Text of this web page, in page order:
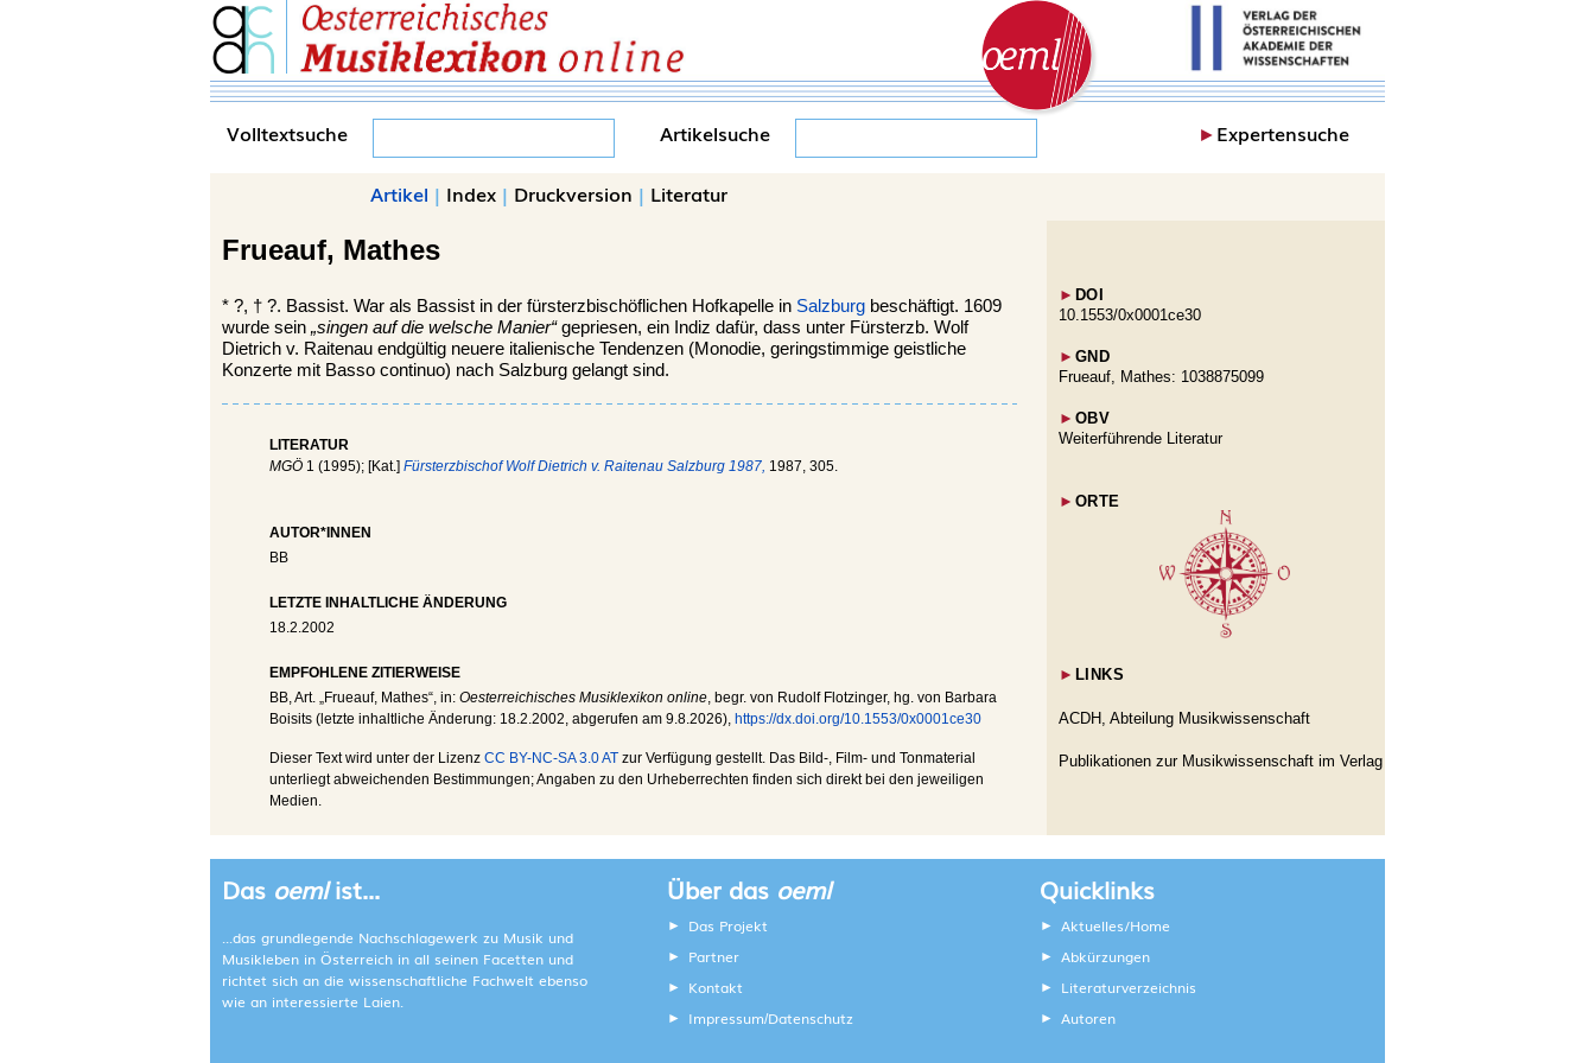
Volltextsuche Artikelsuche ►Expertensuche
Artikel | Index | Druckversion | Literatur
Frueauf, Mathes
* ?, † ?. Bassist. War als Bassist in der fürsterzbischöflichen Hofkapelle in Salzburg beschäftigt. 1609
wurde sein „singen auf die welsche Manier“gepriesen, ein Indiz dafür, dass unter Fürsterzb. Wolf
Dietrich v. Raitenau endgültig neuere italienische Tendenzen (Monodie, geringstimmige geistliche
Konzerte mit Basso continuo) nach Salzburg gelangt sind.
LITERATUR
MGÖ 1 (1995); [Kat.] Fürsterzbischof Wolf Dietrich v. Raitenau Salzburg 1987, 1987, 305.
AUTOR*INNEN
BB
LETZTE INHALTLICHE ÄNDERUNG
18.2.2002
EMPFOHLENE ZITIERWEISE
BB, Art. „Frueauf, Mathes“, in: Oesterreichisches Musiklexikon online, begr. von Rudolf Flotzinger, hg. von Barbara
Boisits (letzte inhaltliche Änderung: 18.2.2002, abgerufen am 9.8.2026), https://dx.doi.org/10.1553/0x0001ce30
Dieser Text wird unter der Lizenz CC BY-NC-SA 3.0 AT zur Verfügung gestellt. Das Bild-, Film- und Tonmaterial
unterliegt abweichenden Bestimmungen; Angaben zu den Urheberrechten finden sich direkt bei den jeweiligen
Medien.
► DOI
10.1553/0x0001ce30
► GND
Frueauf, Mathes: 1038875099
► OBV
Weiterführende Literatur
► ORTE
► LINKS
ACDH, Abteilung Musikwissenschaft
Publikationen zur Musikwissenschaft im Verlag
Das oemlist...
...das grundlegende Nachschlagewerk zu Musik und
Musikleben in Österreich in all seinen Facetten und
richtet sich an die wissenschaftliche Fachwelt ebenso
wie an interessierte Laien.
Über das oeml
Das Projekt
Partner
Kontakt
Impressum/Datenschutz
Quicklinks
Aktuelles/Home
Abkürzungen
Literaturverzeichnis
Autoren